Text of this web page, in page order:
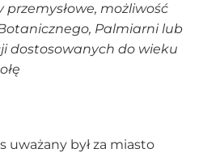
możliwość
Palmiarni lub
dostosowanych do wieku
uważany był za miasto